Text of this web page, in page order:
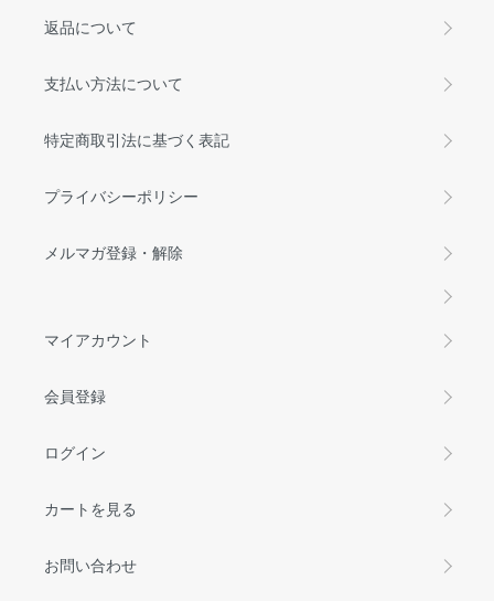
返品について
支払い方法について
特定商取引法に基づく表記
プライバシーポリシー
メルマガ登録・解除
マイアカウント
会員登録
ログイン
カートを見る
お問い合わせ